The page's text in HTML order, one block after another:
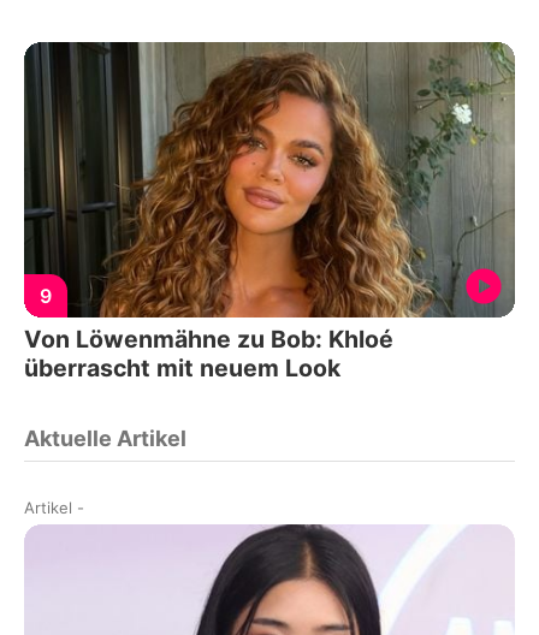
9
Von Löwenmähne zu Bob: Khloé
überrascht mit neuem Look
Aktuelle Artikel
Artikel -